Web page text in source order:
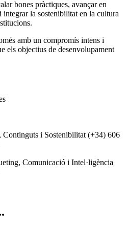
bones pràctiques, avançar en
la sostenibilitat en la cultura
amb un compromís intens i
els objectius de desenvolupament
Continguts i Sostenibilitat (+34) 606
Comunicació i Intel·ligència